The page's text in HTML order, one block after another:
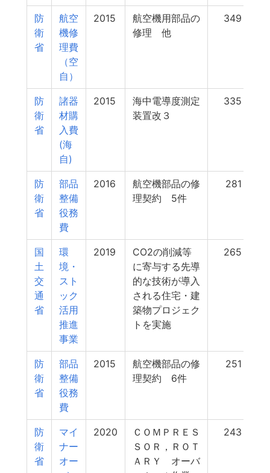
防
衛
省
航空
機修
理費
（空
自）
2015
航空機用部品の
修理 他
349
防
衛
省
諸器
材購
入費
(海
自)
2015
海中電導度測定
装置改３
335
防
衛
省
部品
整備
役務
費
2016
航空機部品の修
理契約 5件
281
国
土
交
通
省
環
境・
スト
ック
活用
推進
事業
2019
CO2の削減等
に寄与する先導
的な技術が導入
される住宅・建
築物プロジェク
トを実施
265
防
衛
省
部品
整備
役務
費
2015
航空機部品の修
理契約 6件
251
防
衛
省
マイ
ナー
オー
2020
ＣＯＭＰＲＥＳ
ＳＯＲ，ＲＯＴ
ＡＲＹ オーバ
243